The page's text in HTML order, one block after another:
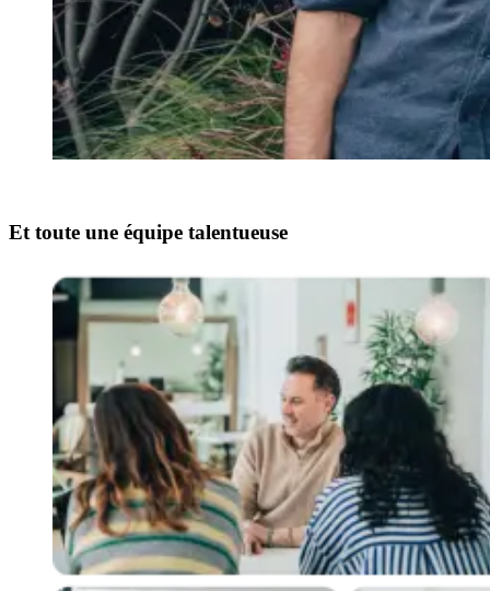
Et toute une équipe talentueuse